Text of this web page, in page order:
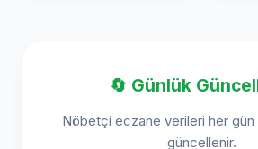
🔄 Günlük
Nöbetçi eczane verileri her gün
güncellenir.